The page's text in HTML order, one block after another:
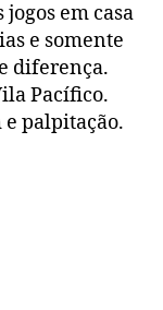
em casa
e somente
diferença.
Pacífico.
palpitação.